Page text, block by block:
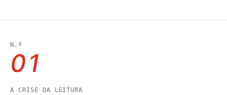
N.º
01
A CRISE DA LEITURA